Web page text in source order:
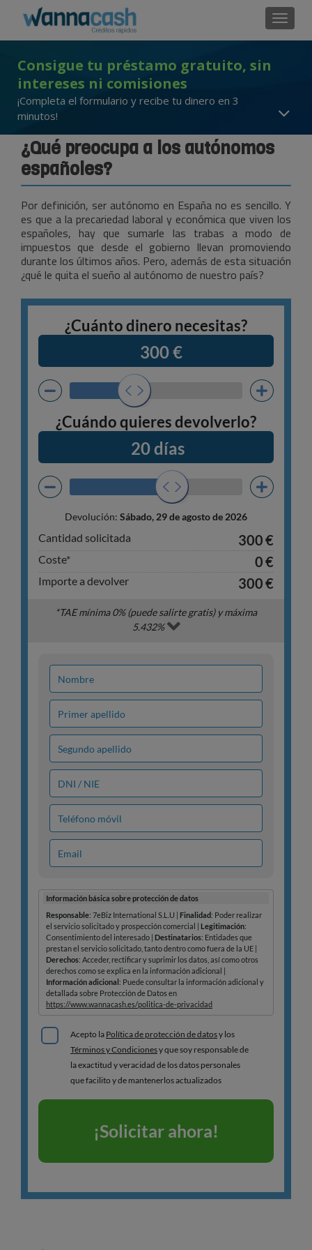
Consigue tu préstamo gratuito, sin
intereses ni comisiones
¡Completa el formulario y recibe tu dinero en 3
minutos!
¿Qué preocupa a los autónomos
españoles?
Por definición, ser autónomo en España no es sencillo. Y
es que a la precariedad laboral y económica que viven los
españoles, hay que sumarle las trabas a modo de
impuestos que desde el gobierno llevan promoviendo
durante los últimos años. Pero, además de esta situación
¿qué le quita el sueño al autónomo de nuestro país?